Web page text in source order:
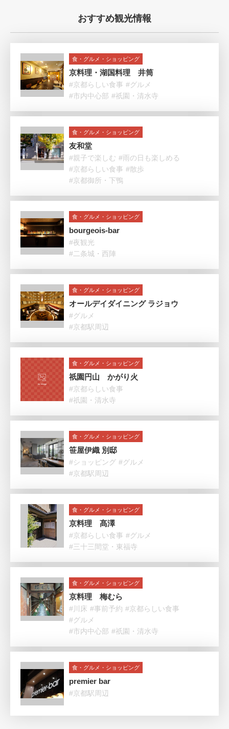
おすすめ観光情報
食・グルメ・ショッピング
京料理・湖国料理 井筒
#京都らしい食事 #グルメ
#市内中心部 #祇園・清水寺
食・グルメ・ショッピング
友和堂
#親子で楽しむ #雨の日も楽しめる
#京都らしい食事 #散歩
#京都御所・下鴨
食・グルメ・ショッピング
bourgeois-bar
#夜観光
#二条城・西陣
食・グルメ・ショッピング
オールデイダイニング ラジョウ
#グルメ
#京都駅周辺
食・グルメ・ショッピング
祇園円山 かがり火
#京都らしい食事
#祇園・清水寺
食・グルメ・ショッピング
笹屋伊織 別邸
#ショッピング #グルメ
#京都駅周辺
食・グルメ・ショッピング
京料理 髙澤
#京都らしい食事 #グルメ
#三十三間堂・東福寺
食・グルメ・ショッピング
京料理 梅むら
#川床 #事前予約 #京都らしい食事
#グルメ
#市内中心部 #祇園・清水寺
食・グルメ・ショッピング
premier bar
#京都駅周辺